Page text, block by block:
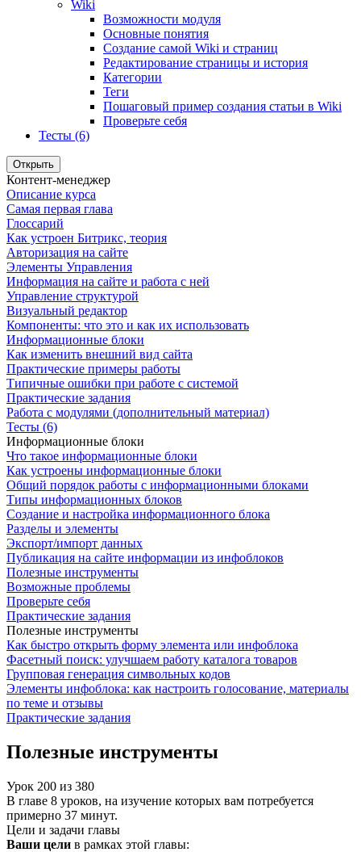
Wiki
Возможности модуля
Основные понятия
Создание самой Wiki и страниц
Редактирование страницы и история
Категории
Теги
Пошаговый пример создания статьи в Wiki
Проверьте себя
Тесты (6)
Открыть
Контент-менеджер
Описание курса
Самая первая глава
Глоссарий
Как устроен Битрикс, теория
Авторизация на сайте
Элементы Управления
Информация на сайте и работа с ней
Управление структурой
Визуальный редактор
Компоненты: что это и как их использовать
Информационные блоки
Как изменить внешний вид сайта
Практические примеры работы
Типичные ошибки при работе с системой
Практические задания
Работа с модулями (дополнительный материал)
Тесты (6)
Информационные блоки
Что такое информационные блоки
Как устроены информационные блоки
Общий порядок работы с информационными блоками
Типы информационных блоков
Создание и настройка информационного блока
Разделы и элементы
Экспорт/импорт данных
Публикация на сайте информации из инфоблоков
Полезные инструменты
Возможные проблемы
Проверьте себя
Практические задания
Полезные инструменты
Как быстро открыть форму элемента или инфоблока
Фасетный поиск: улучшаем работу каталога товаров
Групповая генерация символьных кодов
Элементы инфоблока: как настроить голосование, материалы
по теме и отзывы
Практические задания
Полезные инструменты
Урок 200 из 380
В главе 8 уроков, на изучение которых вам потребуется
примерно 37 минут.
Цели и задачи главы
Ваши цели в рамках этой главы: